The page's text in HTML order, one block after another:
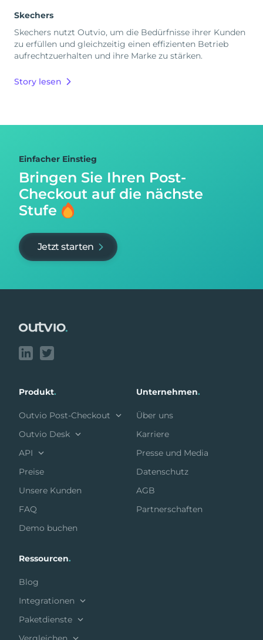
Skechers
Skechers nutzt Outvio, um die Bedürfnisse ihrer Kunden
zu erfüllen und gleichzeitig einen effizienten Betrieb
aufrechtzuerhalten und ihre Marke zu stärken.
Story lesen
Einfacher Einstieg
Bringen Sie Ihren Post-
Checkout auf die nächste
Stufe
Jetzt starten
Produkt.
Outvio Post-Checkout
Outvio Desk
API
Preise
Unsere Kunden
FAQ
Demo buchen
Unternehmen.
Über uns
Karriere
Presse und Media
Datenschutz
AGB
Partnerschaften
Ressourcen.
Blog
Integrationen
Paketdienste